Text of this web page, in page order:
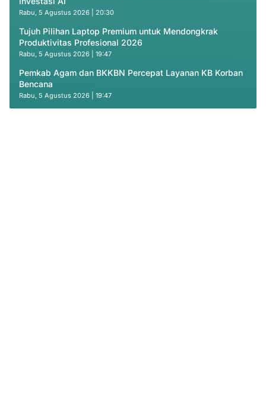
Rabu, 5 Agustus 2026 | 20:30
Tujuh Pilihan Laptop Premium untuk Mendongkrak
Produktivitas Profesional 2026
Rabu, 5 Agustus 2026 | 19:47
Pemkab Agam dan BKKBN Percepat Layanan KB Korban
Bencana
Rabu, 5 Agustus 2026 | 19:47